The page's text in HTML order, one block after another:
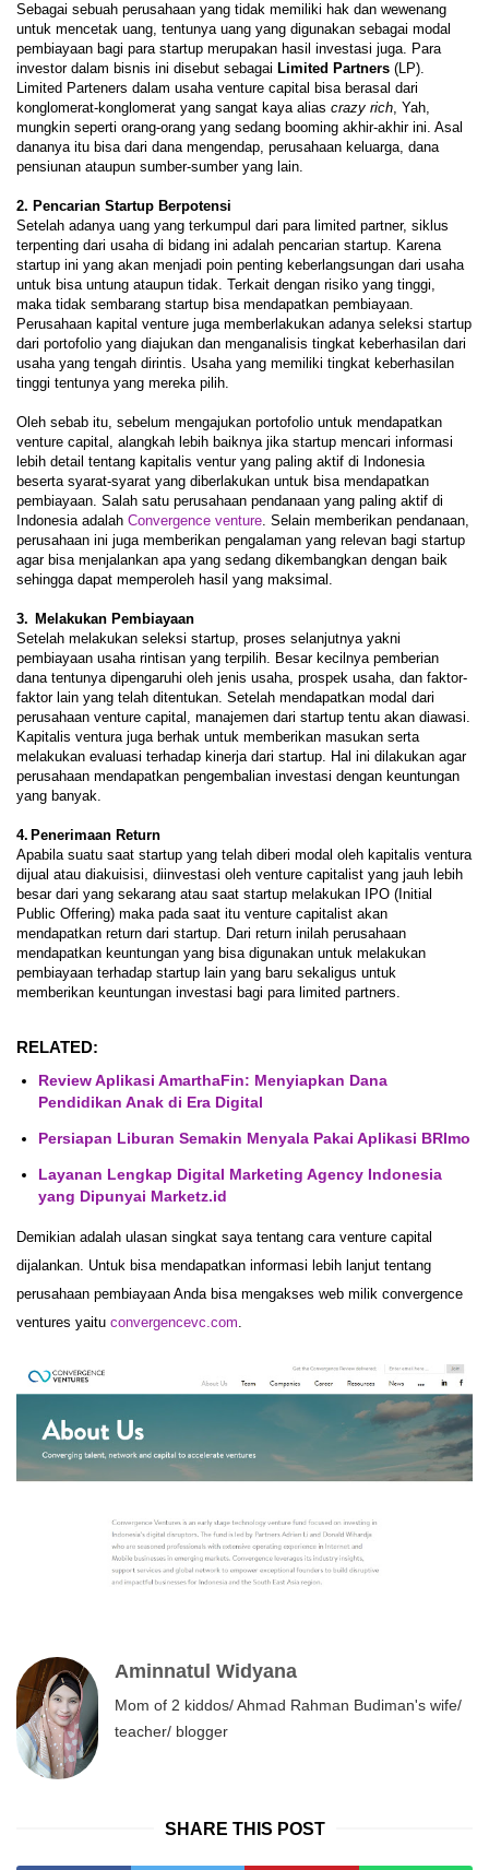
Sebagai sebuah perusahaan yang tidak memiliki hak dan wewenang
untuk mencetak uang, tentunya uang yang digunakan sebagai modal
pembiayaan bagi para startup merupakan hasil investasi juga. Para
investor dalam bisnis ini disebut sebagai Limited Partners (LP).
Limited Parteners dalam usaha venture capital bisa berasal dari
konglomerat-konglomerat yang sangat kaya alias crazy rich, Yah,
mungkin seperti orang-orang yang sedang booming akhir-akhir ini. Asal
dananya itu bisa dari dana mengendap, perusahaan keluarga, dana
pensiunan ataupun sumber-sumber yang lain.
2. Pencarian Startup Berpotensi
Setelah adanya uang yang terkumpul dari para limited partner, siklus
terpenting dari usaha di bidang ini adalah pencarian startup. Karena
startup ini yang akan menjadi poin penting keberlangsungan dari usaha
untuk bisa untung ataupun tidak. Terkait dengan risiko yang tinggi,
maka tidak sembarang startup bisa mendapatkan pembiayaan.
Perusahaan kapital venture juga memberlakukan adanya seleksi startup
dari portofolio yang diajukan dan menganalisis tingkat keberhasilan dari
usaha yang tengah dirintis. Usaha yang memiliki tingkat keberhasilan
tinggi tentunya yang mereka pilih.
Oleh sebab itu, sebelum mengajukan portofolio untuk mendapatkan
venture capital, alangkah lebih baiknya jika startup mencari informasi
lebih detail tentang kapitalis ventur yang paling aktif di Indonesia
beserta syarat-syarat yang diberlakukan untuk bisa mendapatkan
pembiayaan. Salah satu perusahaan pendanaan yang paling aktif di
Indonesia adalah Convergence venture. Selain memberikan pendanaan,
perusahaan ini juga memberikan pengalaman yang relevan bagi startup
agar bisa menjalankan apa yang sedang dikembangkan dengan baik
sehingga dapat memperoleh hasil yang maksimal.
3. Melakukan Pembiayaan
Setelah melakukan seleksi startup, proses selanjutnya yakni
pembiayaan usaha rintisan yang terpilih. Besar kecilnya pemberian
dana tentunya dipengaruhi oleh jenis usaha, prospek usaha, dan faktor-
faktor lain yang telah ditentukan. Setelah mendapatkan modal dari
perusahaan venture capital, manajemen dari startup tentu akan diawasi.
Kapitalis ventura juga berhak untuk memberikan masukan serta
melakukan evaluasi terhadap kinerja dari startup. Hal ini dilakukan agar
perusahaan mendapatkan pengembalian investasi dengan keuntungan
yang banyak.
4. Penerimaan Return
Apabila suatu saat startup yang telah diberi modal oleh kapitalis ventura
dijual atau diakuisisi, diinvestasi oleh venture capitalist yang jauh lebih
besar dari yang sekarang atau saat startup melakukan IPO (Initial
Public Offering) maka pada saat itu venture capitalist akan
mendapatkan return dari startup. Dari return inilah perusahaan
mendapatkan keuntungan yang bisa digunakan untuk melakukan
pembiayaan terhadap startup lain yang baru sekaligus untuk
memberikan keuntungan investasi bagi para limited partners.
RELATED:
Review Aplikasi AmarthaFin: Menyiapkan Dana
Pendidikan Anak di Era Digital
Persiapan Liburan Semakin Menyala Pakai Aplikasi BRImo
Layanan Lengkap Digital Marketing Agency Indonesia
yang Dipunyai Marketz.id
Demikian adalah ulasan singkat saya tentang cara venture capital
dijalankan. Untuk bisa mendapatkan informasi lebih lanjut tentang
perusahaan pembiayaan Anda bisa mengakses web milik convergence
ventures yaitu convergencevc.com.
Aminnatul Widyana
Mom of 2 kiddos/ Ahmad Rahman Budiman's wife/
teacher/ blogger
SHARE THIS POST